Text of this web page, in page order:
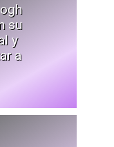
su
y
a